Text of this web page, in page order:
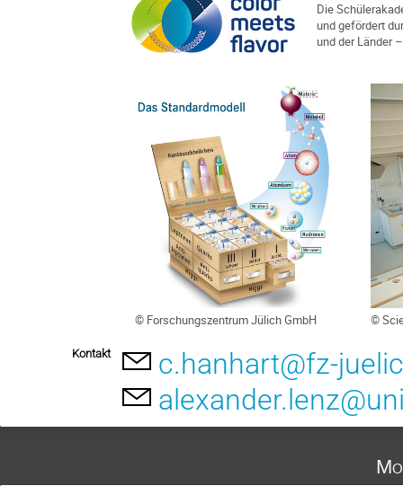
Die
und gefördert
und der Länder
© Forschungszentrum Jülich GmbH ©
Kontakt
c.hanhart@fz-